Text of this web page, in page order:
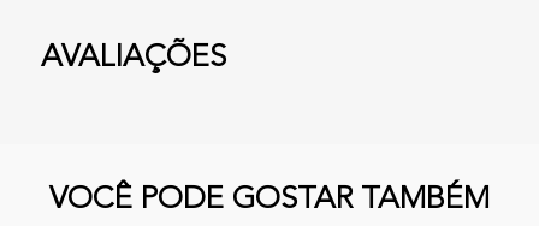
AVALIAÇÕES
VOCÊ PODE GOSTAR TAMBÉM